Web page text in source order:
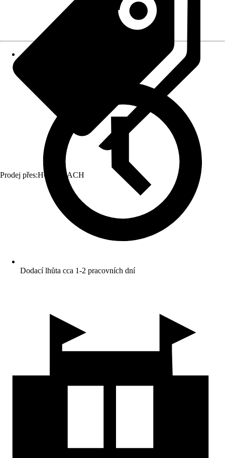
Prodej přes:HORNBACH
Dodací lhůta cca 1-2 pracovních dní